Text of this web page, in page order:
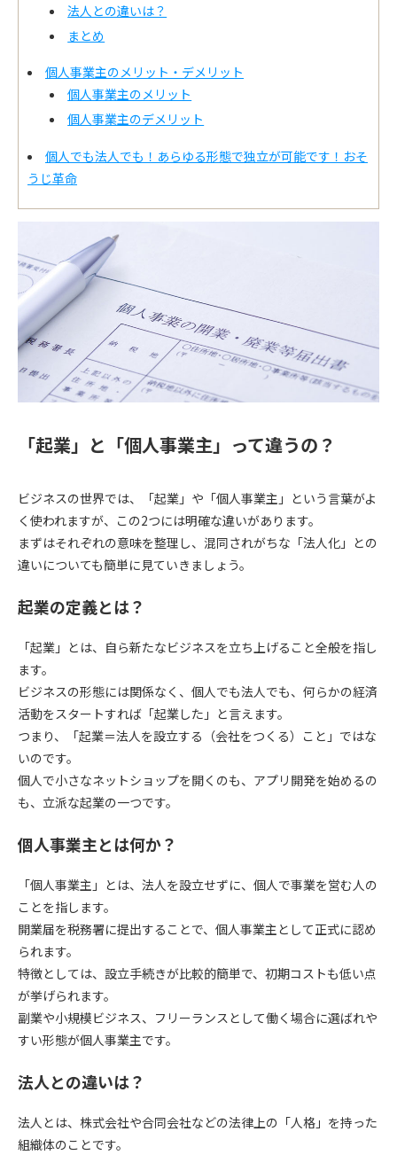
法人との違いは？
まとめ
個人事業主のメリット・デメリット
個人事業主のメリット
個人事業主のデメリット
個人でも法人でも！あらゆる形態で独立が可能です！おそ
うじ革命
「起業」と「個人事業主」って違うの？
ビジネスの世界では、「起業」や「個人事業主」という言葉がよ
く使われますが、この2つには明確な違いがあります。
まずはそれぞれの意味を整理し、混同されがちな「法人化」との
違いについても簡単に見ていきましょう。
起業の定義とは？
「起業」とは、自ら新たなビジネスを立ち上げること全般を指し
ます。
ビジネスの形態には関係なく、 個人でも法人でも、何らかの経済
活動をスタートすれば「起業した」と言えます。
つまり、「起業＝法人を設立する（会社をつくる）こと」ではな
いのです。
個人で小さなネットショップを開くのも、アプリ開発を始めるの
も、立派な起業の一つです。
個人事業主とは何か？
「個人事業主」とは、法人を設立せずに、個人で事業を営む人の
ことを指します。
開業届を税務署に提出することで、個人事業主として正式に認め
られます。
特徴としては、設立手続きが比較的簡単で、初期コストも低い点
が挙げられます。
副業や小規模ビジネス、フリーランスとして働く場合に選ばれや
すい形態が個人事業主です。
法人との違いは？
法人とは、株式会社や合同会社などの法律上の「人格」を持った
組織体のことです。